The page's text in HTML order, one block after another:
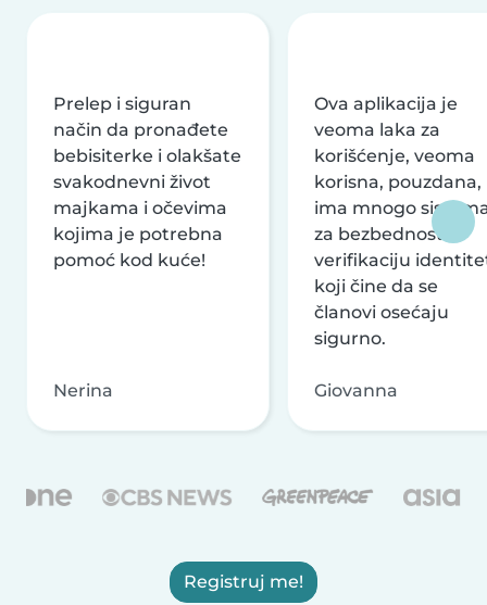
Prelep i siguran
način da pronađete
bebisiterke i olakšate
svakodnevni život
majkama i očevima
kojima je potrebna
pomoć kod kuće!
Nerina
Ova aplikacija je
veoma laka za
korišćenje, veoma
korisna, pouzdana,
ima mnogo
za bezbednost i
verifikaciju
koji čine da se
članovi osećaju
sigurno.
Giovanna
Registruj me!